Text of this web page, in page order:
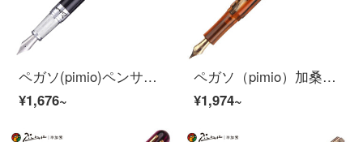
ペガソ(pimio)ペンサインペン男性女性ビジネスオフィスプレゼント0.5 mmインクカートリッジ夢のポルカシリーズ
¥1,676~
ペガソ（pimio）加桑迪极光シリーズの万年筆男性女性執務成人学生用インクイリジウム金筆ビジネスギフトペン975極ライトイエロー
¥1,974~